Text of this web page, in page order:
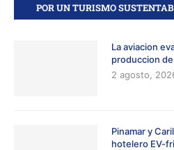
POR UN TURISMO
La aviacion
produccion
2 agosto,
Pinamar y
hotelero EV-